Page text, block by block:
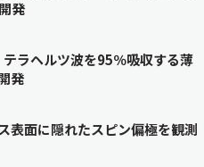
発
ラヘルツ波を95％吸収する薄
発
表面に隠れたスピン偏極を観測